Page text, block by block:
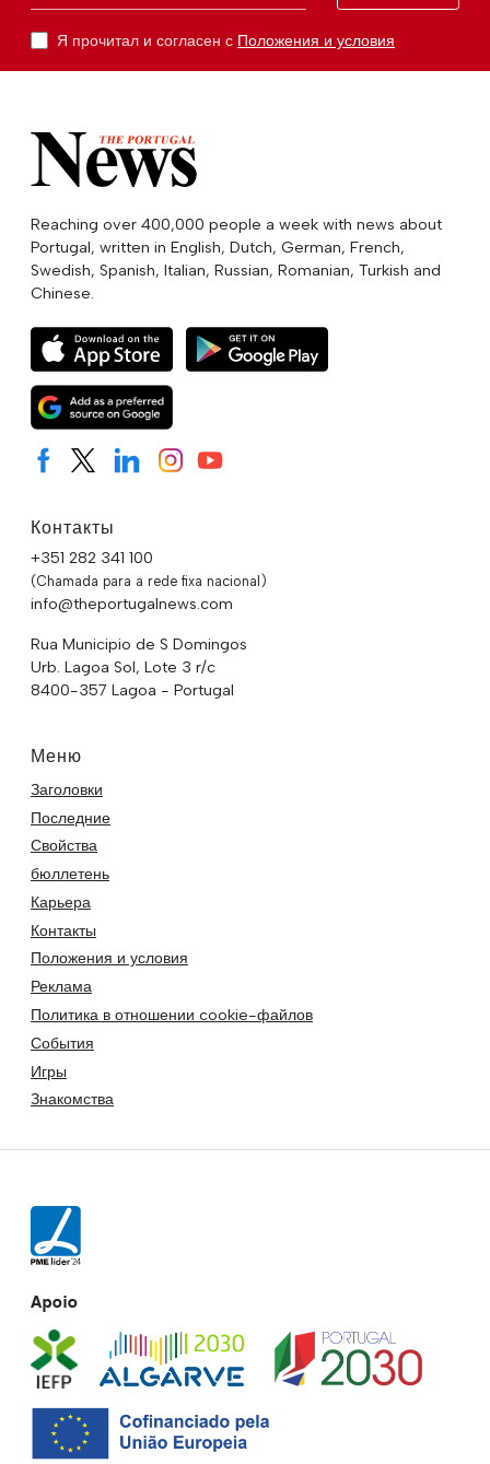
Я прочитал и согласен с Положения и условия
Reaching over 400,000 people a week with news about
Portugal, written in English, Dutch, German, French,
Swedish, Spanish, Italian, Russian, Romanian, Turkish and
Chinese.
Контакты
+351 282 341 100
(Chamada para a rede fixa nacional)
info@theportugalnews.com
Rua Municipio de S Domingos
Urb. Lagoa Sol, Lote 3 r/c
8400-357 Lagoa - Portugal
Меню
Заголовки
Последние
Свойства
бюллетень
Карьера
Контакты
Положения и условия
Реклама
Политика в отношении cookie-файлов
События
Игры
Знакомства
Apoio